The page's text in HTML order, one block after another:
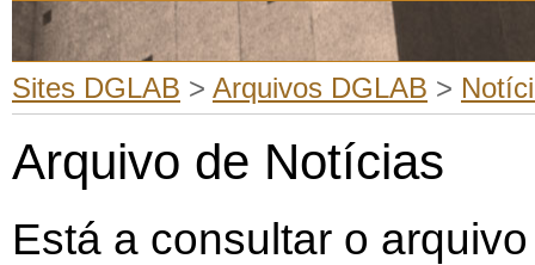
Sites DGLAB > Arquivos DGLAB >
Arquivo de Notícias
Está a consultar o